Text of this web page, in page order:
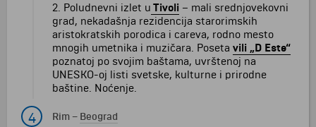
2. Poludnevni izlet u Tivoli – mali srednjovekovni
grad, nekadašnja rezidencija starorimskih
aristokratskih porodica i careva, rodno mesto
mnogih umetnika i muzičara. Poseta vili „D Este“
poznatoj po svojim baštama, uvrštenoj na
UNESKO-oj listi svetske, kulturne i prirodne
baštine. Noćenje.
4 Rim – Beograd